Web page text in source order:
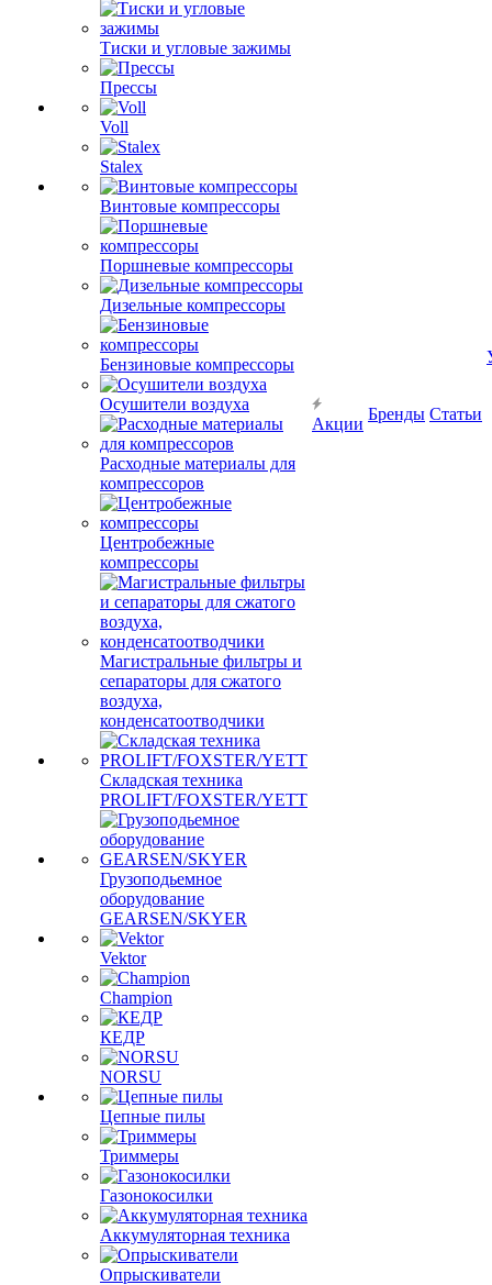
Тиски и угловые зажимы
Прессы
Voll
Stalex
Винтовые компрессоры
Поршневые компрессоры
Дизельные компрессоры
Бензиновые компрессоры
Осушители воздуха
Расходные материалы для
компрессоров
Центробежные
компрессоры
Магистральные фильтры и
сепараторы для сжатого
воздуха,
конденсатоотводчики
Складская техника
PROLIFT/FOXSTER/YETT
Грузоподьемное
оборудование
GEARSEN/SKYER
Vektor
Champion
КЕДР
NORSU
Цепные пилы
Триммеры
Газонокосилки
Аккумуляторная техника
Опрыскиватели
Акции
Бренды Статьи